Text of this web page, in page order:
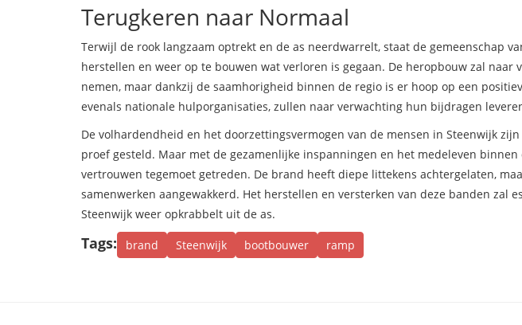
Terugkeren naar Normaal
Terwijl de rook langzaam optrekt en de as neerdwarrelt, staat de gemeenschap
herstellen en weer op te bouwen wat verloren is gegaan. De heropbouw zal
nemen, maar dankzij de saamhorigheid binnen de regio is er hoop op een
evenals nationale hulporganisaties, zullen naar verwachting hun bijdragen
De volhardendheid en het doorzettingsvermogen van de mensen in Steenwijk
proef gesteld. Maar met de gezamenlijke inspanningen en het medeleven
vertrouwen tegemoet getreden. De brand heeft diepe littekens achtergelaten,
samenwerken aangewakkerd. Het herstellen en versterken van deze banden zal
Steenwijk weer opkrabbelt uit de as.
Tags: brand Steenwijk bootbouwer ramp